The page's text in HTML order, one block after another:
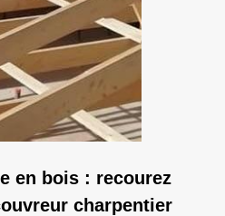
en bois : recourez
charpentier